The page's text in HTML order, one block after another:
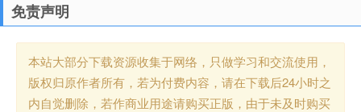
免责声明
本站大部分下载资源收集于网络，只做学习和交流使用，
版权归原作者所有，若为付费内容，请在下载后24小时之
内自觉删除，若作商业用途请购买正版，由于未及时购买